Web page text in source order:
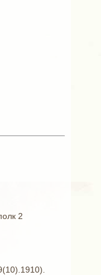
2